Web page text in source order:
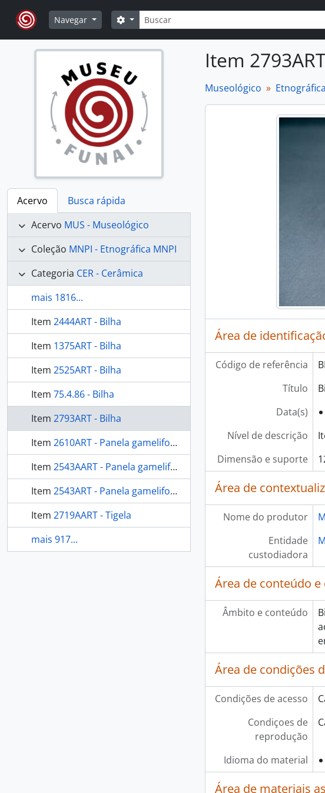
Skip to main content
Navegar
Buscar
Opções de busca
Acervo
Busca rápida
Acervo MUS - Museológico
Coleção MNPI - Etnográfica MNPI
Categoria CER - Cerâmica
mais 1816...
Item 2444ART - Bilha
Item 1375ART - Bilha
Item 2525ART - Bilha
Item 75.4.86 - Bilha
Item 2793ART - Bilha
Item 2610ART - Panela gameliforme
Item 2543AART - Panela gameliforme
Item 2543ART - Panela gameliforme
Item 2719AART - Tigela
mais 917...
Item
Museológico
Área de
Código de referência
Título
Data(s)
Nível de descrição
Dimensão e suporte
Área de
Nome do produtor
Entidade
custodiadora
Área de conteúdo
Âmbito e conteúdo
Área de condições
Condições de acesso
Condiçoes de
reprodução
Idioma do material
Área de materiais